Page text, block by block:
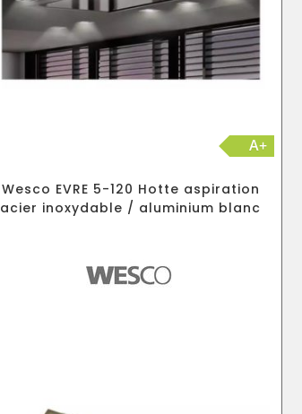
A+
Wesco EVRE 5-120 Hotte aspiration
acier inoxydable / aluminium blanc